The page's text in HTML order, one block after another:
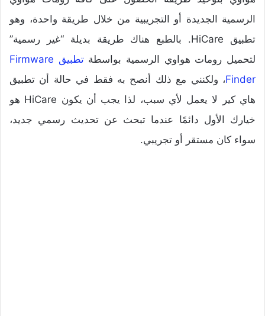
الرسمية الجديدة أو التجريبية من خلال طريقة واحدة، وهو
تطبيق HiCare. بالطبع هناك طريقة بديلة “غير رسمية”
لتحميل رومات هواوي الرسمية بواسطة
تطبيق Firmware
Finder، ولكنني مع ذلك أنصح به فقط في حالة أن تطبيق
هاي كير لا يعمل لأي سبب، لذا يجب أن يكون HiCare هو
خيارك الأول دائمًا عندما تبحث عن تحديث رسمي جديد،
سواء كان مستقر أو تجريبي.